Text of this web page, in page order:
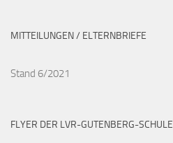
MITTEILUNGEN / ELTERNBRIEFE
Stand 6/2021
FLYER DER LVR-GUTENBERG-SCHULE